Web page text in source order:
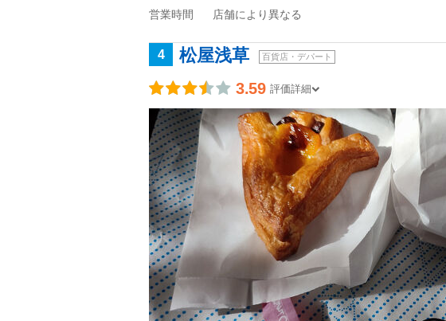
営業時間 店舗により異なる
4 松屋浅草 百貨店・デパート
3.59 評価詳細